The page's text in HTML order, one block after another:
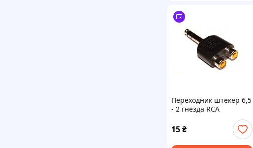
Переходник штекер 6,5
- 2 гнезда RCA
15₴